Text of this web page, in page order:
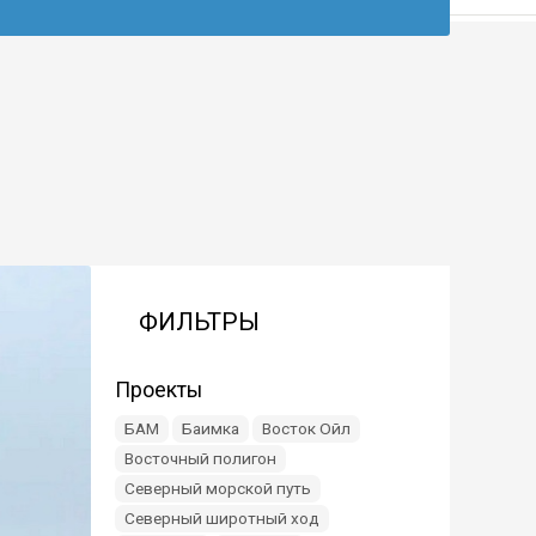
ФИЛЬТРЫ
Проекты
БАМ Баимка
Восток Ойл
Восточный полигон
Северный морской путь
Северный широтный ход